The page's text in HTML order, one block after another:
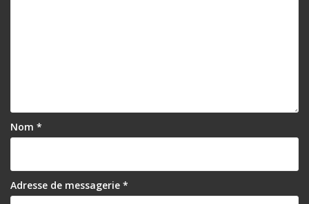
l
’
a
r
Nom *
Adresse de messagerie *